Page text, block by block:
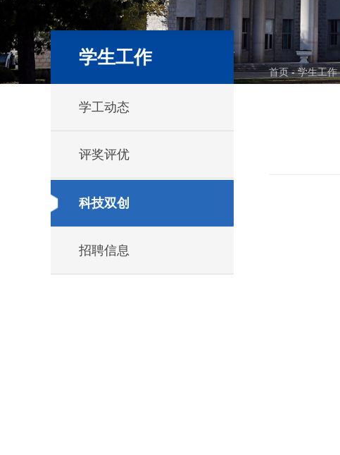
学生工作
学工动态
评奖评优
科技双创
招聘信息
首页-学生工作